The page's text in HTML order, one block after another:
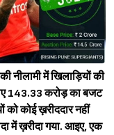
नीलामी में खिलाड़ियों की
143.33 करोड़ का बजट
को कोई ख़रीददार नहीं
में ख़रीदा गया. आइए, एक